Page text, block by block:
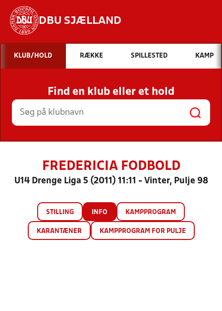
DBU SJÆLLAND
Hvad vil du søge efter?
INDHOLD OG NYHEDER
STILLINGER, RESULTATER, KLUBBER OG
HOLD
KLUB/HOLD RÆKKE SPILLESTED KAMP
Find en klub eller et hold
FREDERICIA FODBOLD
U14 Drenge Liga 5 (2011) 11:11 - Vinter, Pulje 98
STILLING INFO KAMPPROGRAM
KARANTÆNER KAMPPROGRAM FOR PULJE